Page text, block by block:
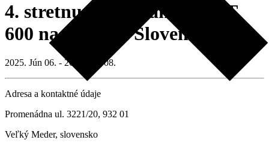
4. stretnutie veteránov FIAT
600 na Južnom Slovensku
2025. Jún 06. - 2025. Jún 08.
Adresa a kontaktné údaje
Promenádna ul. 3221/20, 932 01
Veľký Meder, slovensko